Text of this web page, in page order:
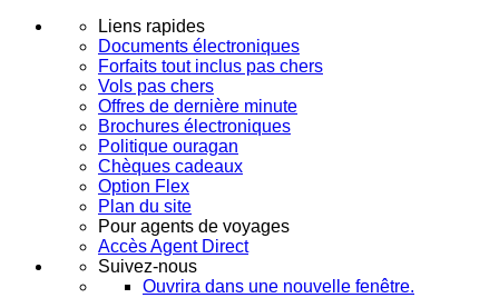
Liens rapides
Documents électroniques
Forfaits tout inclus pas chers
Vols pas chers
Offres de dernière minute
Brochures électroniques
Politique ouragan
Chèques cadeaux
Option Flex
Plan du site
Pour agents de voyages
Accès Agent Direct
Suivez-nous
Ouvrira dans une nouvelle fenêtre.